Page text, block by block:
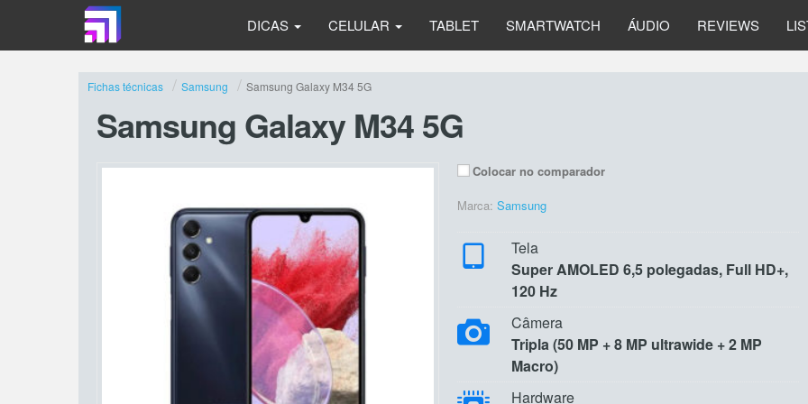
DICAS CELULAR TABLET SMARTWATCH ÁUDIO REVIEWS
Fichas técnicas Samsung Samsung Galaxy M34 5G
Samsung Galaxy M34 5G
Colocar no comparador
Marca: Samsung
Tela
Super AMOLED 6,5 polegadas, Full HD+,
120 Hz
Câmera
Tripla (50 MP + 8 MP ultrawide + 2 MP
Macro)
Hardware